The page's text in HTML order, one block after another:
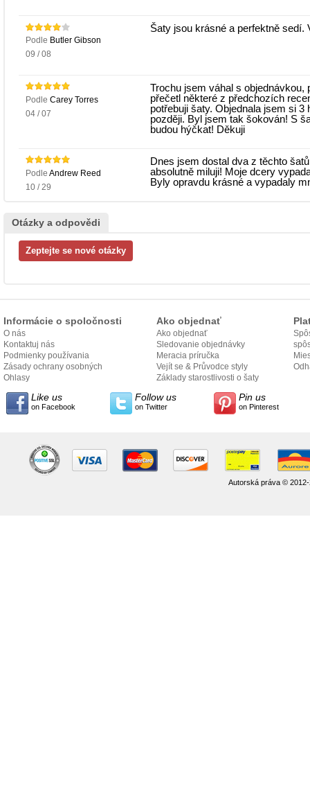
Podle Butler Gibson
09 / 08
Šaty jsou krásné a perfektně sedí.
Podle Carey Torres
04 / 07
Trochu jsem váhal s
přečetl některé z předchozích
potřebuji šaty. Objednala jsem si
později. Byl jsem tak šokován! S
budou hýčkat! Děkuji
Podle Andrew Reed
10 / 29
Dnes jsem dostal dva z těchto
absolutně miluji! Moje dcery
Byly opravdu krásné a vypadaly
Otázky a odpovědi
Informácie o spoločnosti
O nás
Kontaktuj nás
Podmienky používania
Zásady ochrany osobných
údajov
Ohlasy
Ako objednať
Ako objednať
Sledovanie objednávky
Meracia príručka
Vejít se & Průvodce styly
Základy starostlivosti o šaty
Like us
on Facebook
Follow us
on Twitter
Pin us
on Pinterest
Autorská práva ©